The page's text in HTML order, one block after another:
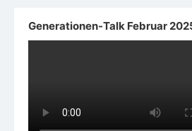
Generationen-Talk Februar